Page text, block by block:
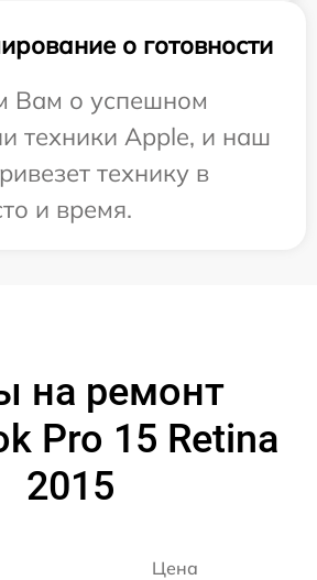
о готовности
Вам о успешном
техники Apple, и наш
технику в
и время.
на ремонт
Pro 15 Retina
2015
Цена